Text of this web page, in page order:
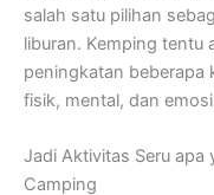
salah satu pilihan
liburan. Kemping tentu
peningkatan beberapa
fisik, mental, dan
Jadi Aktivitas Seru apa
Camping